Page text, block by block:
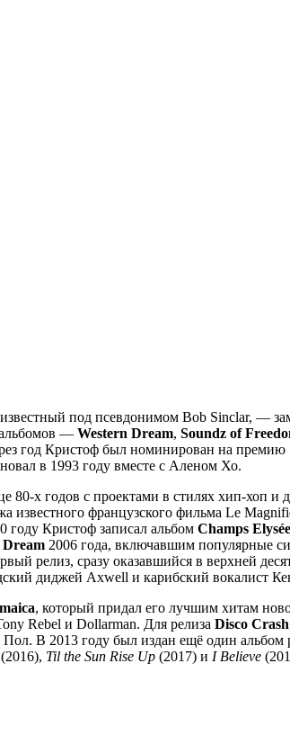
под псевдонимом Bob Sinclar, —
альбомов — Western Dream, Soundz of
год Кристоф был номинирован на
в 1993 году вместе с Аленом Хо.
х годов с проектами в стилях хип-хоп и
известного французского фильма Le
Кристоф записал альбом Champs
Dream 2006 года, включавшим популярные
релиз, сразу оказавшийся в верхней
диджей Axwell и карибский вокалист
, который придал его лучшим хитам
Rebel и Dollarman. Для релиза Disco Crash
В 2013 году был издан ещё один альбом
(2016), Til the Sun Rise Up (2017) и I Believe